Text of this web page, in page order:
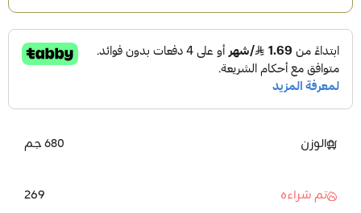
الوزن 680 جم
تم شراءه 269